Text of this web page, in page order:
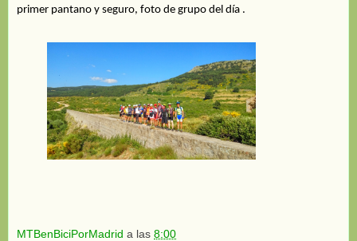
primer pantano y seguro, foto de grupo del día .
MTBenBiciPorMadrid a las 8:00